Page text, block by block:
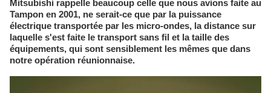
Mitsubishi rappelle beaucoup celle que nous avions faite au
Tampon en 2001, ne serait-ce que par la puissance
électrique transportée par les micro-ondes, la distance sur
laquelle s'est faite le transport sans fil et la taille des
équipements, qui sont sensiblement les mêmes que dans
notre opération réunionnaise.